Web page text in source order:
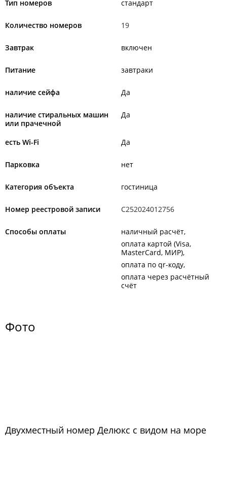
Тип номеров стандарт
Количество номеров 19
Завтрак включен
Питание завтраки
наличие сейфа Да
наличие стиральных машин
или прачечной
Да
есть Wi-Fi Да
Парковка нет
Категория объекта гостиница
Номер реестровой записи С252024012756
Способы оплаты
наличный расчёт
оплата картой (Visa,
MasterCard, МИР)
оплата по qr-коду
оплата через расчётный
счёт
Фото
Двухместный номер Делюкс с видом на море